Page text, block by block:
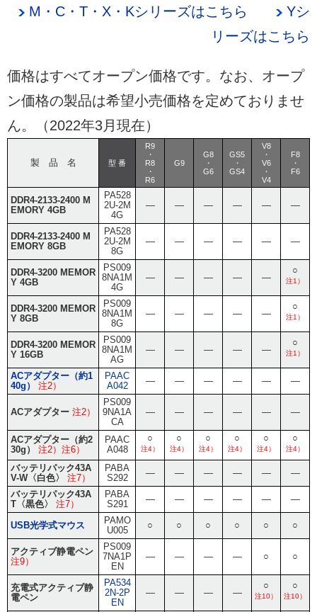
M・C・T・X・Kシリーズはこちら
Yシ
リーズはこちら
価格はすべてオープン価格です。なお、オープ
ン価格の製品は希望小売価格を定めておりませ
ん。（2022年3月現在）
製 品 名 型 番
R9
・
R8
・
R6
G9
G8
・
G6
GS5
・
GS4
V8
・
V6
・
V4
F8
・
F6
DDR4-2133-2400 M
EMORY 4GB
PA528
2U-2M
4G
― ― ― ― ― ―
DDR4-2133-2400 M
EMORY 8GB
PA528
2U-2M
8G
― ― ― ― ― ―
DDR4-3200 MEMOR
Y 4GB
PS009
8NA1M
4G
― ― ― ― ―
○
注1）
DDR4-3200 MEMOR
Y 8GB
PS009
8NA1M
8G
― ― ― ― ―
○
注1）
DDR4-3200 MEMOR
Y 16GB
PS009
8NA1M
AG
― ― ― ― ―
○
注1）
ACアダプター（約1
40g）
注2）
PAAC
A042
― ― ― ― ― ―
ACアダプター 注2）
PS009
9NA1A
CA
― ― ― ― ― ―
ACアダプター（約2
30g）
注2）注6）
PAAC
A048
○
注4）
○
注4）
○
注4）
○
注4）
○
注4）
○
注4）
バッテリパック43A
V-W〈白色〉
注7）
PABA
S292
― ― ― ― ―
―
バッテリパック43A
T〈黒色〉
注7）
PABA
S291
― ― ― ― ― ―
USB光学式マウス
PAMO
U005
○ ○ ○ ○ ○ ○
アクティブ静電ペン
注9）
PS009
7NA1P
EN
― ― ― ― ○ ○
充電式アクティブ静
電ペン
PA534
2N-2P
EN
― ― ― ―
○
注10）
○
注10）